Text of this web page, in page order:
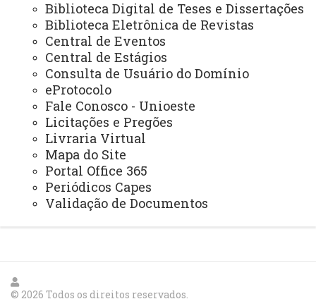
Biblioteca Digital de Teses e Dissertações
Biblioteca Eletrônica de Revistas
Central de Eventos
Central de Estágios
Consulta de Usuário do Domínio
eProtocolo
Fale Conosco - Unioeste
Licitações e Pregões
Livraria Virtual
Mapa do Site
Portal Office 365
Periódicos Capes
Validação de Documentos
NUFOPE - Núcleo de Formação Docente e Prática de Ensino
NUTE - Núcleo de Telemedicina
Núcleos Complementares
PROGRAMAS INSTITUCIONAIS
PEL - Programa de Ensino de Línguas
PEE - Educação Especial
PIBID - Bolsas de Iniciação à Docência
PEIEX - Programa de Qualificação para Exportação
© 2026 Todos os direitos reservados.